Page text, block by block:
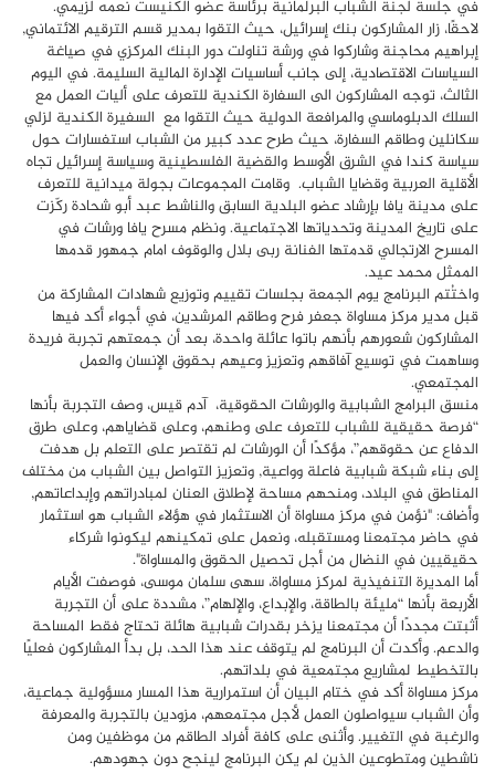
في جلسة لجنة الشباب البرلمانية برئاسة عضو الكنيست نعمه لزيمي.
لاحقًا، زار المشاركون بنك إسرائيل، حيث التقوا بمدير قسم الترقيم الائتماني,
إبراهيم محاجنة وشاركوا في ورشة تناولت دور البنك المركزي في صياغة
السياسات الاقتصادية، إلى جانب أساسيات الإدارة المالية السليمة. في اليوم
الثالث، توجه المشاركون الى السفارة الكندية للتعرف على أليات العمل مع
السلك الدبلوماسي والمرافعة الدولية حيث التقوا مع السفيرة الكندية لزلي
سكانلين وطاقم السفارة، حيث طرح عدد كبير من الشباب استفسارات حول
سياسة كندا في الشرق الأوسط والقضية الفلسطينية وسياسة إسرائيل تجاه
الأقلية العربية وقضايا الشباب. وقامت المجموعات بجولة ميدانية للتعرف
على مدينة يافا بإرشاد عضو البلدية السابق والناشط عبد أبو شحادة ركّزت
على تاريخ المدينة وتحدياتها الاجتماعية. ونظم مسرح يافا ورشات في
المسرح الارتجالي قدمتها الفنانة ربى بلال والوقوف امام جمهور قدمها
الممثل محمد عيد.
واختُتم البرنامج يوم الجمعة بجلسات تقييم وتوزيع شهادات المشاركة من
قبل مدير مركز مساواة جعفر فرح وطاقم المرشدين، في أجواء أكد فيها
المشاركون شعورهم بأنهم باتوا عائلة واحدة، بعد أن جمعتهم تجربة فريدة
وساهمت في توسيع آفاقهم وتعزيز وعيهم بحقوق الإنسان والعمل
المجتمعي.
منسق البرامج الشبابية والورشات الحقوقية، آدم قيس، وصف التجربة بأنها
“فرصة حقيقية للشباب للتعرف على وطنهم، وعلى قضاياهم، وعلى طرق
الدفاع عن حقوقهم”، مؤكدًا أن الورشات لم تقتصر على التعلم بل هدفت
إلى بناء شبكة شبابية فاعلة وواعية, وتعزيز التواصل بين الشباب من مختلف
المناطق في البلاد، ومنحهم مساحة لإطلاق العنان لمبادراتهم وإبداعاتهم,
وأضاف: "نؤمن في مركز مساواة أن الاستثمار في هؤلاء الشباب هو استثمار
في حاضر مجتمعنا ومستقبله، ونعمل على تمكينهم ليكونوا شركاء
حقيقيين في النضال من أجل تحصيل الحقوق والمساواة".
أما المديرة التنفيذية لمركز مساواة، سهى سلمان موسى، فوصفت الأيام
الأربعة بأنها “مليئة بالطاقة، والإبداع، والإلهام”، مشددة على أن التجربة
أثبتت مجددًا أن مجتمعنا يزخر بقدرات شبابية هائلة تحتاج فقط المساحة
والدعم. وأكدت أن البرنامج لم يتوقف عند هذا الحد، بل بدأ المشاركون فعليًا
بالتخطيط لمشاريع مجتمعية في بلداتهم.
مركز مساواة أكد في ختام البيان أن استمرارية هذا المسار مسؤولية جماعية،
وأن الشباب سيواصلون العمل لأجل مجتمعهم، مزودين بالتجربة والمعرفة
والرغبة في التغيير. وأثنى على كافة أفراد الطاقم من موظفين ومن
ناشطين ومتطوعين الذين لم يكن البرنامج لينجح دون جهودهم.